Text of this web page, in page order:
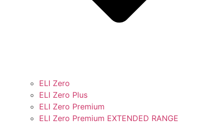
ELI Zero
ELI Zero Plus
ELI Zero Premium
ELI Zero Premium EXTENDED RANGE